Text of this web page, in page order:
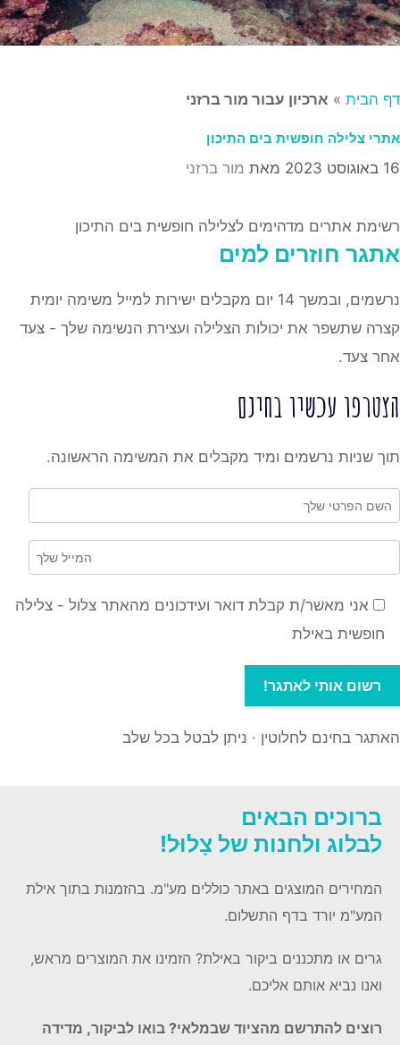
דף הבית » ארכיון עבור מור ברזני
אתרי צלילה חופשית בים התיכון
16 באוגוסט 2023 מאת מור ברזני
רשימת אתרים מדהימים לצלילה חופשית בים התיכון
אתגר חוזרים למים
נרשמים, ובמשך 14 יום מקבלים ישירות למייל משימה יומית
קצרה שתשפר את יכולות הצלילה ועצירת הנשימה שלך - צעד
אחר צעד.
הצטרפו עכשיו בחינם
תוך שניות נרשמים ומיד מקבלים את המשימה הראשונה.
אני מאשר/ת קבלת דואר ועידכונים מהאתר צלול - צלילה
חופשית באילת
האתגר בחינם לחלוטין · ניתן לבטל בכל שלב
ברוכים הבאים
לבלוג ולחנות של צָלוּל!
המחירים המוצגים באתר כוללים מע"מ. בהזמנות בתוך אילת
המע"מ יורד בדף התשלום.
גרים או מתכננים ביקור באילת? הזמינו את המוצרים מראש,
ואנו נביא אותם אליכם.
רוצים להתרשם מהציוד שבמלאי? בואו לביקור, מדידה